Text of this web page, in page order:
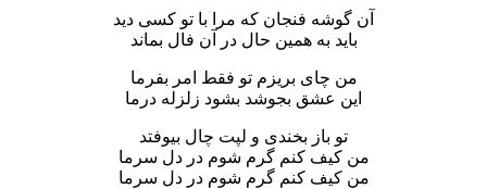
آن گوشه فنجان که مرا با تو کسی دید
باید به همین حال در آن فال بماند
من چای بریزم تو فقط امر بفرما
این عشق بجوشد بشود زلزله درما
تو باز بخندی و لپت چال بیوفتد
من کیف کنم گرم شوم در دل سرما
من کیف کنم گرم شوم در دل سرما